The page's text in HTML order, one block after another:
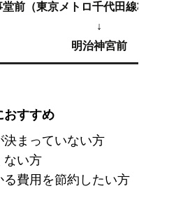
堂前（東京メトロ千代田線準急 成城
↓
明治神宮前
おすすめ
決まっていない方
ない方
る費用を節約したい方